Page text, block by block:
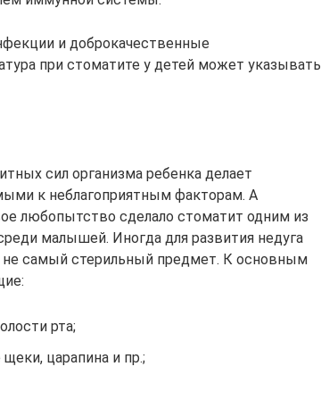
и доброкачественные
при стоматите у детей может указывать
сил организма ребенка делает
к неблагоприятным факторам. А
любопытство сделало стоматит одним из
малышей. Иногда для развития недуга
не самый стерильный предмет. К основным
рта;
царапина и пр.;